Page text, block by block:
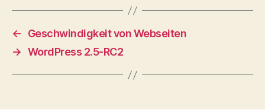
←
Geschwindigkeit von Webseiten
→ WordPress 2.5-RC2